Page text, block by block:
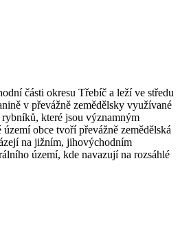
části okresu Třebíč a leží ve středu
v převážně zemědělsky využívané
které jsou významným
obce tvoří převážně zemědělská
na jižním, jihovýchodním
území, kde navazují na rozsáhlé